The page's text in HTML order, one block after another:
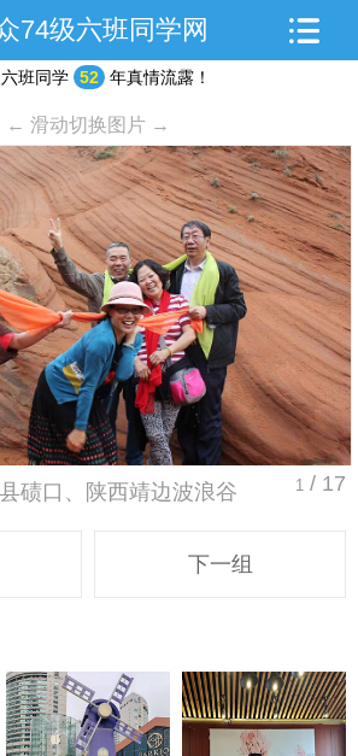
74级六班同学网
班同学 52 年真情流露！
← 滑动切换图片 →
1 / 17
碛口、陕西靖边波浪谷
下一组